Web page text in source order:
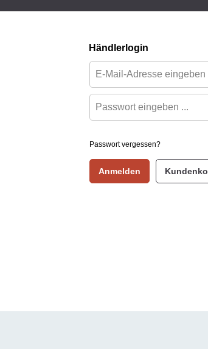
Händlerlogin
Passwort vergessen?
Anmelden